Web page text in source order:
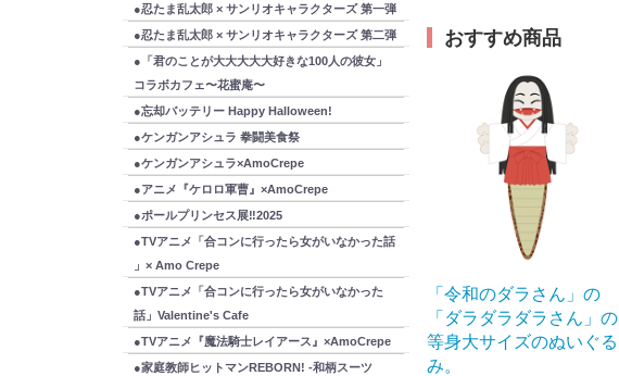
●忍たま乱太郎 × サンリオキャラクターズ 第一弾
●忍たま乱太郎 × サンリオキャラクターズ 第二弾
●「君のことが大大大大大好きな100人の彼女」
コラボカフェ〜花蜜庵〜
●忘却バッテリー Happy Halloween!
●ケンガンアシュラ 拳闘美食祭
●ケンガンアシュラ×AmoCrepe
●アニメ『ケロロ軍曹』×AmoCrepe
●ポールプリンセス展‼2025
●TVアニメ「合コンに行ったら女がいなかった話
」× Amo Crepe
●TVアニメ「合コンに行ったら女がいなかった
話」Valentine's Cafe
●TVアニメ『魔法騎士レイアース』×AmoCrepe
●家庭教師ヒットマンREBORN! -和柄スーツ
おすすめ商品
「令和のダラさん」の
「ダラダラダラさん」の
等身大サイズのぬいぐる
み。